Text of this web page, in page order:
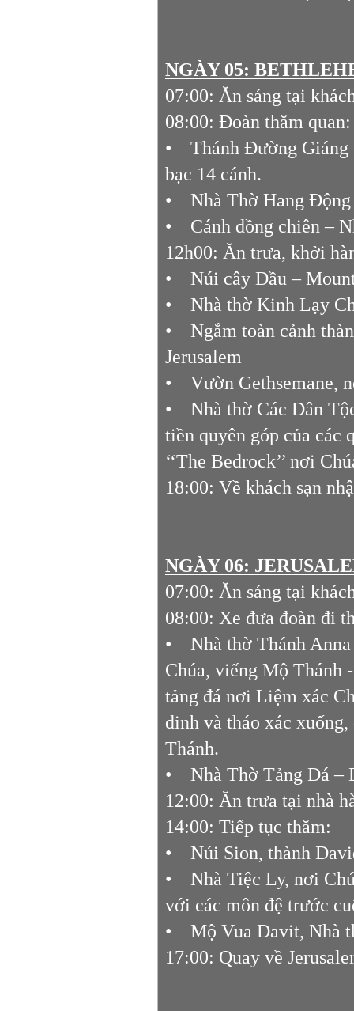
NGÀY 05:
07:00: Ăn sáng tại
08:00: Đoàn thăm quan:
• Thánh Đường Giáng
bạc 14 cánh.
• Nhà Thờ Hang Động
• Cánh đồng chiên –
12h00: Ăn trưa, khởi
• Núi cây Dầu –
• Nhà thờ Kinh Lạy
• Ngắm toàn cảnh
Jerusalem
• Vườn Gethsemane,
• Nhà thờ Các Dân
tiền quyên góp của các
‘‘The Bedrock’’ nơi
18:00: Về khách sạn
NGÀY 06:
07:00: Ăn sáng tại
08:00: Xe đưa đoàn đi
• Nhà thờ Thánh Anna
Chúa, viếng Mộ Thánh
tảng đá nơi Liệm xác
đinh và tháo xác
Thánh.
• Nhà Thờ Tảng Đá –
12:00: Ăn trưa tại nhà
14:00: Tiếp tục thăm:
• Núi Sion, thành
• Nhà Tiệc Ly, nơi
với các môn đệ trước
• Mộ Vua Davit, Nhà
17:00: Quay về